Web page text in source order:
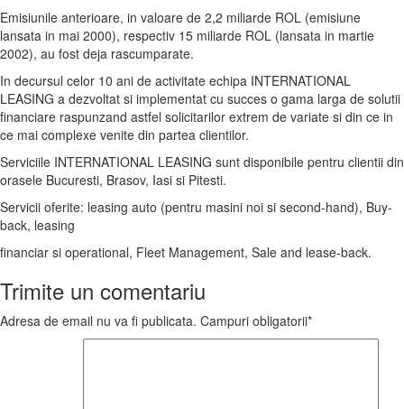
Emisiunile anterioare, in valoare de 2,2 miliarde ROL (emisiune
lansata in mai 2000), respectiv 15 miliarde ROL (lansata in martie
2002), au fost deja rascumparate.
In decursul celor 10 ani de activitate echipa INTERNATIONAL
LEASING a dezvoltat si implementat cu succes o gama larga de solutii
financiare raspunzand astfel solicitarilor extrem de variate si din ce in
ce mai complexe venite din partea clientilor.
Serviciile INTERNATIONAL LEASING sunt disponibile pentru clientii din
orasele Bucuresti, Brasov, Iasi si Pitesti.
Servicii oferite: leasing auto (pentru masini noi si second-hand), Buy-
back, leasing
financiar si operational, Fleet Management, Sale and lease-back.
Trimite un comentariu
Adresa de email nu va fi publicata. Campuri obligatorii*